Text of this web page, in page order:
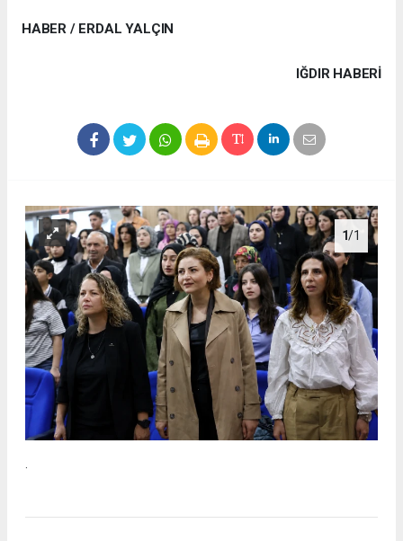
HABER / ERDAL YALÇIN
IĞDIR HABERİ
1/1
.